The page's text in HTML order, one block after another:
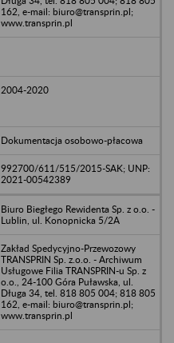
162, e-mail: biuro@transprin.pl;
www.transprin.pl
2004-2020
Dokumentacja osobowo-płacowa
992700/611/515/2015-SAK; UNP:
2021-00542389
Biuro Biegłego Rewidenta Sp. z o.o. -
Lublin, ul. Konopnicka 5/2A
Zakład Spedycyjno-Przewozowy
TRANSPRIN Sp. z.o.o. - Archiwum
Usługowe Filia TRANSPRIN-u Sp. z
o.o., 24-100 Góra Puławska, ul.
Długa 34, tel. 818 805 004; 818 805
162, e-mail: biuro@transprin.pl;
www.transprin.pl